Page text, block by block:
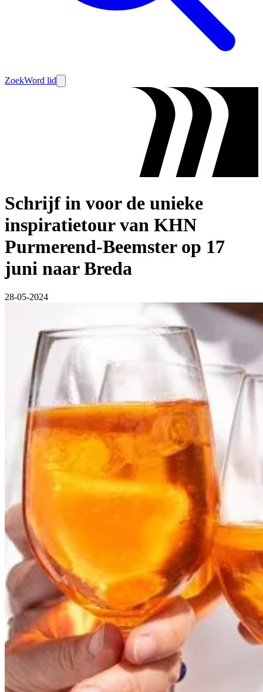
ZoekWord lid
Schrijf in voor de unieke
inspiratietour van KHN
Purmerend-Beemster op 17
juni naar Breda
28-05-2024